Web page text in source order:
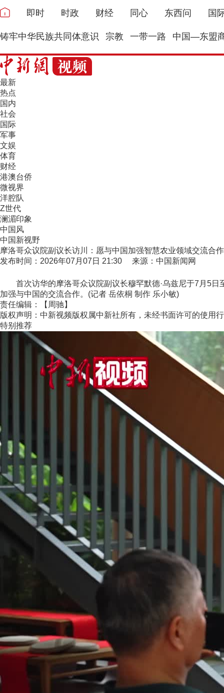
即时 时政 财经 同心 东西问 国
铸牢中华民族共同体意识 宗教 一带一路 中国—东盟
最新
热点
国内
社会
国际
军事
文娱
体育
财经
港澳台侨
微视界
洋腔队
Z世代
澜湄印象
中国风
中国新视野
摩洛哥众议院副议长访川：愿与中国加强智慧农业领域交流合作
发布时间：2026年07月07日 21:30 来源：中国新闻网
首次访华的摩洛哥众议院副议长穆罕默德·乌兹尼于7月5日
加强与中国的交流合作。(记者 岳依桐 制作 乐小敏)
责任编辑：【周驰】
版权声明：中新视频版权属中新社所有，未经书面许可的使用
特别推荐